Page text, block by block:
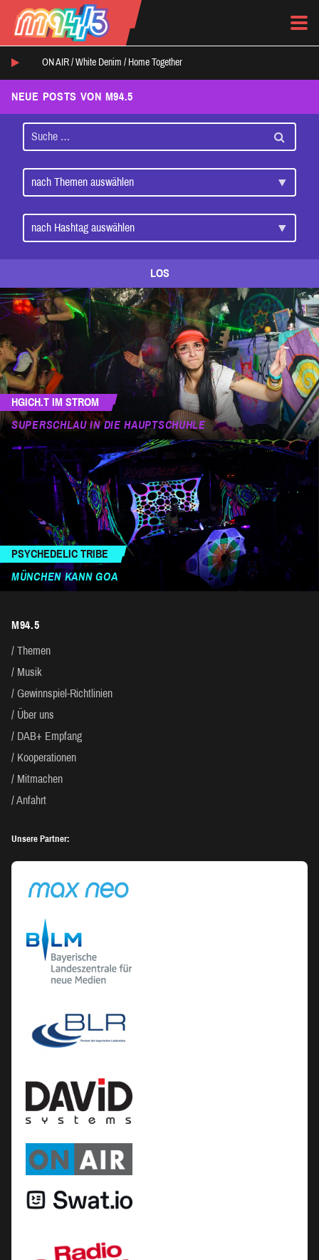
ON AIR / White Denim / Home Together
NEUE POSTS VON M94.5
LOS
HGICH.T IM STROM
SUPERSCHLAU IN DIE HAUPTSCHUHLE
PSYCHEDELIC TRIBE
MÜNCHEN KANN GOA
M94.5
Themen
Musik
Gewinnspiel-Richtlinien
Über uns
DAB+ Empfang
Kooperationen
Mitmachen
Anfahrt
Unsere Partner: